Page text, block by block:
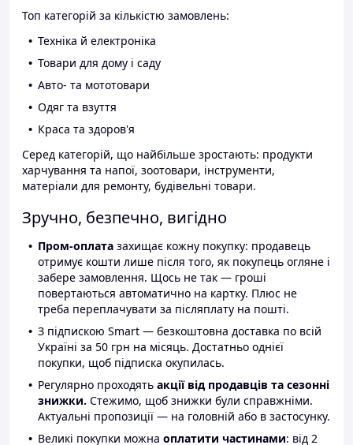
Топ категорій за кількістю замовлень:
Техніка й електроніка
Товари для дому і саду
Авто- та мототовари
Одяг та взуття
Краса та здоров'я
Серед категорій, що найбільше зростають: продукти
харчування та напої, зоотовари, інструменти,
матеріали для ремонту, будівельні товари.
Зручно, безпечно, вигідно
Пром-оплата захищає кожну покупку: продавець
отримує кошти лише після того, як покупець огляне і
забере замовлення. Щось не так — гроші
повертаються автоматично на картку. Плюс не
треба переплачувати за післяплату на пошті.
З підпискою Smart — безкоштовна доставка по всій
Україні за 50 грн на місяць. Достатньо однієї
покупки, щоб підписка окупилась.
Регулярно проходять акції від продавців та сезонні
знижки. Стежимо, щоб знижки були справжніми.
Актуальні пропозиції — на головній або в застосунку.
Великі покупки можна оплатити частинами: від 2